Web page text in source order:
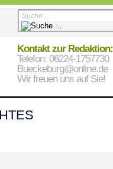
Kontakt zur Redaktion:
Telefon: 06224-1757730
Bueckeburg@online.de
Wir freuen uns auf Sie!